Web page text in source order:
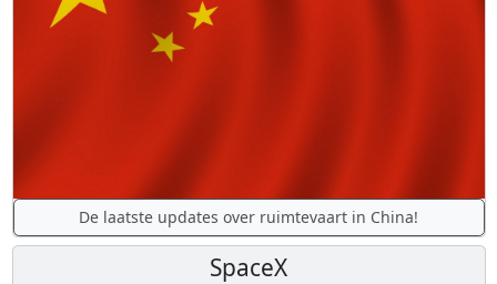
De laatste updates over ruimtevaart in China!
SpaceX